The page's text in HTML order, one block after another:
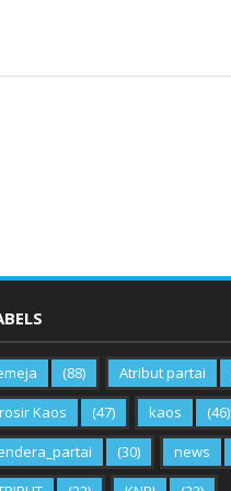
(88) Atribut partai
Kaos
(47) kaos
(46)
(30) news